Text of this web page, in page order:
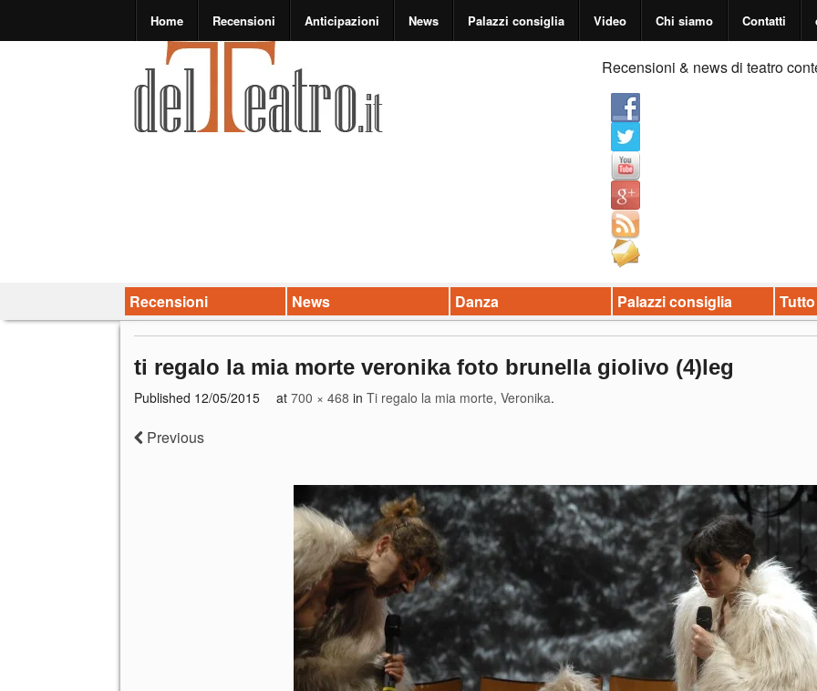
Home Recensioni Anticipazioni News Palazzi consiglia Video Chi siamo Contatti
Recensioni & news di teatro
Recensioni News Danza Palazzi consiglia
ti regalo la mia morte veronika foto brunella giolivo (4)leg
Published 12/05/2015 at 700 × 468 in Ti regalo la mia morte, Veronika.
Previous